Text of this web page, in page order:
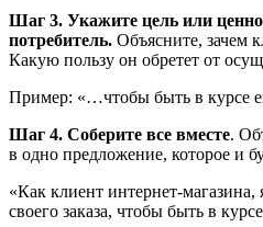
Шаг 3. Укажите цель или
потребитель. Объясните, зачем
Какую пользу он обретет от
Пример: «…чтобы быть в курсе
Шаг 4. Соберите все вместе.
в одно предложение, которое и
«Как клиент интернет-магазина,
своего заказа, чтобы быть в